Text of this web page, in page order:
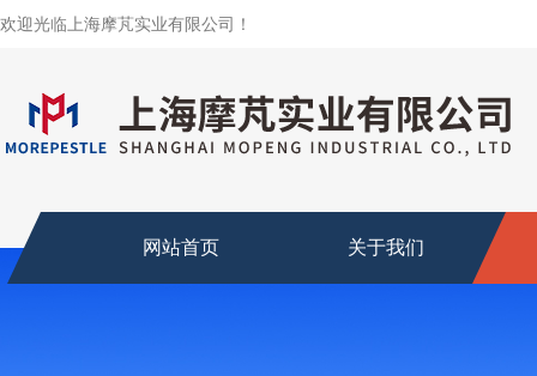
欢迎光临上海摩芃实业有限公司！
网站首页 关于我们